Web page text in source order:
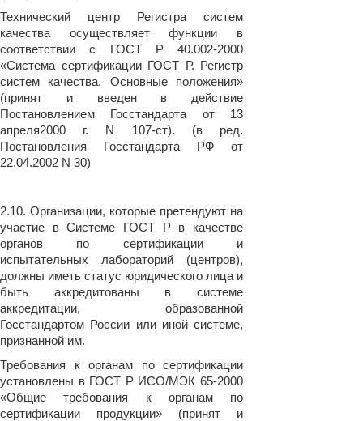
Технический центр Регистра систем
качества осуществляет функции в
соответствии с ГОСТ Р 40.002-2000
«Система сертификации ГОСТ Р. Регистр
систем качества. Основные положения»
(принят и введен в действие
Постановлением Госстандарта от 13
апреля2000 г. N 107-ст). (в ред.
Постановления Госстандарта РФ от
22.04.2002 N 30)
2.10. Организации, которые претендуют на
участие в Системе ГОСТ Р в качестве
органов по сертификации и
испытательных лабораторий (центров),
должны иметь статус юридического лица и
быть аккредитованы в системе
аккредитации, образованной
Госстандартом России или иной системе,
признанной им.
Требования к органам по сертификации
установлены в ГОСТ Р ИСО/МЭК 65-2000
«Общие требования к органам по
сертификации продукции» (принят и